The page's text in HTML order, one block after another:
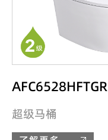
AFC6528HFTGR
超级马桶